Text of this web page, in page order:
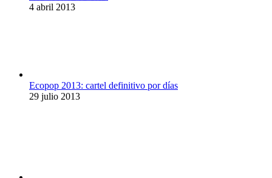
4 abril 2013
Ecopop 2013: cartel definitivo por días
29 julio 2013